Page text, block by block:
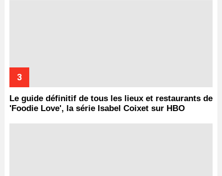
Le guide définitif de tous les lieux et restaurants de
'Foodie Love', la série Isabel Coixet sur HBO